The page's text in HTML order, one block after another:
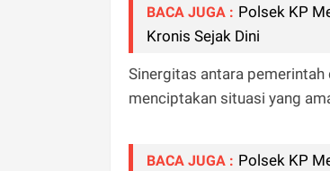
BACA JUGA : Polsek KP
Kronis Sejak Dini
Sinergitas antara
menciptakan situasi yang
BACA JUGA : Polsek KP